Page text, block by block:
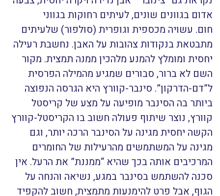
אדום בגוונים שונים, לעיתים רחוקות בגווני
חום. עשויה מכספית וגופרית (סולפור) שלעיתים
מתבטאת בנקודות צהובות על האבן. נחשבת רעילה
יחסית ומומלץ להמנע מלהכין ממנה תמצית. מקור
השם לא ברור, סבורים שמגיע מהמילה הפרסית
ל”דם-הדרקון”. סינבר-קוורץ היא הגרסה הנפוצה
ביותר בה הסינבר מופיעה על מצע של קריסטל
קוורץ, נוצר שיתוף פעולה חשוב בו הקריסטל-קוורץ
הקשה יחסית מגינה על הסינבר הרכה יותר, וגם
מגינה על המשתמשים מהרעילות של החומרים
המרכיבים אותה בכך שהיא “ממננת” את הרעל. אין
סכנה להשתמש בסינבר במגע, נשיאה והנחה על
הגוף, אבל פרט להימנעות מתמצית, חשוב להקפיד